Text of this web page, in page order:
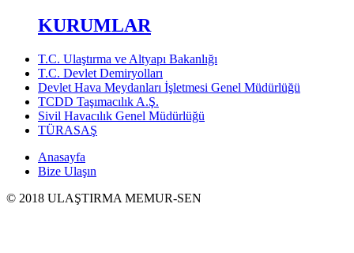
KURUMLAR
T.C. Ulaştırma ve Altyapı Bakanlığı
T.C. Devlet Demiryolları
Devlet Hava Meydanları İşletmesi Genel Müdürlüğü
TCDD Taşımacılık A.Ş.
Sivil Havacılık Genel Müdürlüğü
TÜRASAŞ
Anasayfa
Bize Ulaşın
© 2018 ULAŞTIRMA MEMUR-SEN